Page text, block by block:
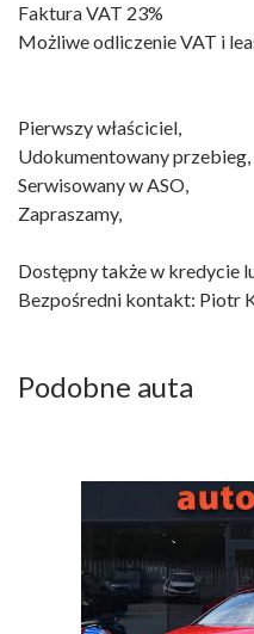
Faktura VAT 23%
Możliwe odliczenie VAT i
Pierwszy właściciel,
Udokumentowany przebieg,
Serwisowany w ASO,
Zapraszamy,
Dostępny także w kredycie
Bezpośredni kontakt: Piotr
Podobne auta